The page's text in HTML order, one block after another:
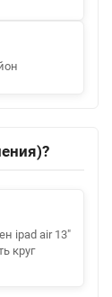
ipad air 13"
круг